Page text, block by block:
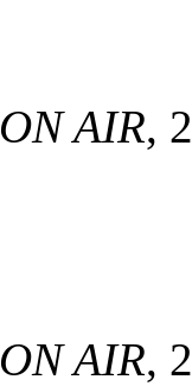
ON AIR,
ON AIR,